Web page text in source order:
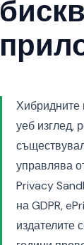
Хибридните
уеб изглед,
управлява
Privacy
на GDPR,
издателите